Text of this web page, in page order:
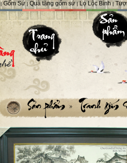
| Gốm Sứ | Quà tặng gốm sứ|Lọ Lộc Bình|